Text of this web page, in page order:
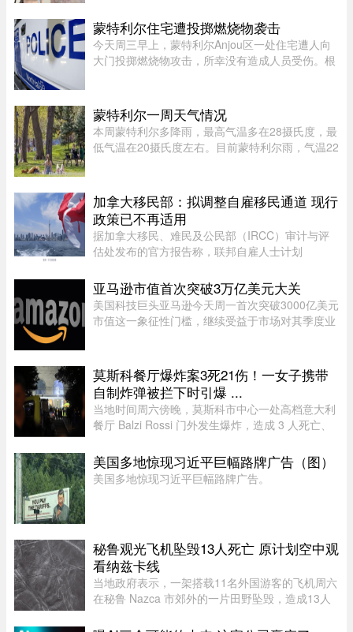
少女催促，心生不满竟先动手攻击，更教唆儿
子“帮我打她”。不料，她反遭 ...
蒙特利尔住宅遭投掷燃烧物袭击
今天周三早上，蒙特利尔Anjou区一处住宅遭人向
大门投掷燃烧物攻击，所幸没有造成人员受伤。根
Bellefontaine、靠近avenue de ...
蒙特利尔一周天气情况
本周蒙特利尔多降雨，最高气温多在28摄氏度，最
低气温在20摄氏度左右。目前蒙特利尔雨，气温22
尔空气质量优，紫外线指数 ...
加拿大移民部：拟调整自雇移民通道 现行
政策已不再适用
据加拿大移民、难民及公民部（IRCC）审计与评
估处发布的官方报告称，联邦自雇人士计划
处理周期的困扰，主要原因是该计划“项目目标不
明确，资格标准过于宽泛”。SEPP 是 ...
亚马逊市值首次突破3万亿美元大关
美国科技巨头亚马逊今天周一首次突破3000亿美元
市值这一象征性门槛，继续受益于市场对其季度业
马逊股价上涨5.20%，达到28 ...
莫斯科餐厅爆炸案3死21伤！一女子携带
自制炸弹被拦下时引爆 ...
当地时间周六傍晚，莫斯科市中心一处高档意大利
餐厅 Balzi Rossi 门外发生爆炸，造成 3 人死亡、
女子、餐厅的安保人员及一名顾客。爆炸发生在晚
上 8 点前，地点位于莫 ...
美国多地惊现习近平巨幅路牌广告（图）
美国多地惊现习近平巨幅路牌广告。
秘鲁观光飞机坠毁13人死亡 原计划空中观
看纳兹卡线
当地政府表示，一架搭载11名外国游客的飞机周六
在秘鲁 Nazca 市郊外的一片田野坠毁，造成13人